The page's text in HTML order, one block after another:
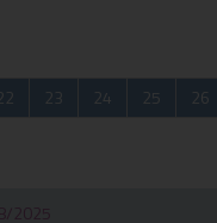
23 24 25 26
2025